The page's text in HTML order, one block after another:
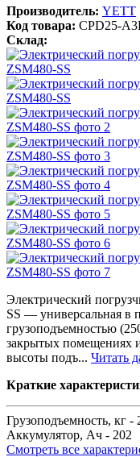
Производитель: YETT
Код товара: CPD25-
Склад:
Электрический
SS — универсальная в
грузоподъемностью
закрытых помещениях
высоты подъ... Читать
Краткие
Грузоподъемность, кг -
Аккумулятор, Ач - 202
Смотреть все